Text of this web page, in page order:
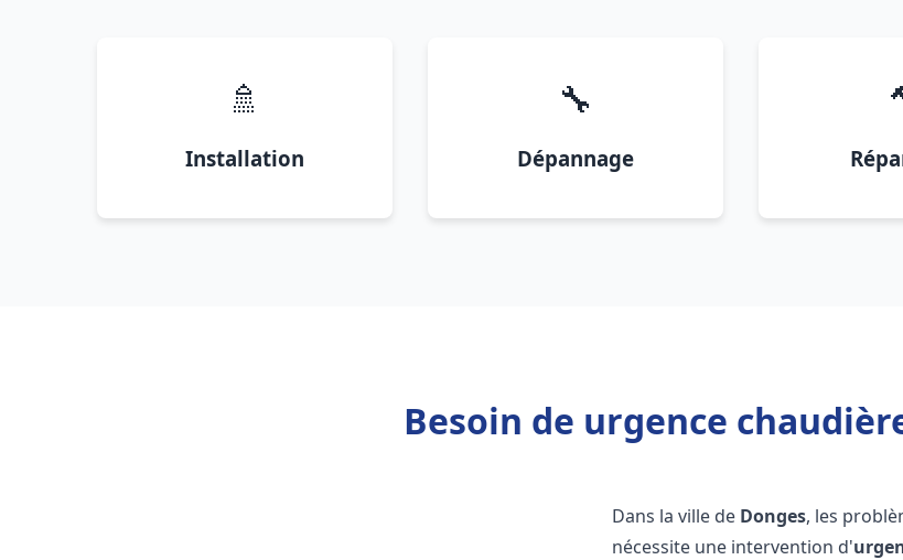
🚿
Installation
🔧
Dépannage
Besoin de urgence
Dans la ville de Donges, les
nécessite une intervention d'